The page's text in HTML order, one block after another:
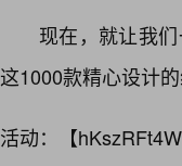
现在，就让我
这1000款精心设计
活动：【